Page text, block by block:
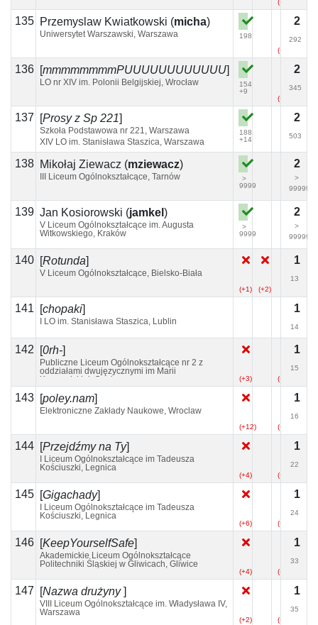
(+1)
135 Przemyslaw Kwiatkowski (micha)
Uniwersytet Warszawski, Warszawa
198
(+3)
2
292
136 [mmmmmmmmPUUUUUUUUUUUU]
LO nr XIV im. Polonii Belgijskiej, Wrocław
154
+9
(+5)
2
345
137 [Prosy z Sp 221]
Szkoła Podstawowa nr 221, Warszawa
XIV LO im. Stanisława Staszica, Warszawa
188
+14
2
503
138 Mikołaj Ziewacz (mziewacz)
III Liceum Ogólnokształcące, Tarnów
>
9999
2
>
99999
139 Jan Kosiorowski (jamkel )
V Liceum Ogólnokształcące im. Augusta
Witkowskiego, Kraków
>
9999
2
>
99999
140 [Rotunda]
V Liceum Ogólnokształcące, Bielsko-Biała
(+1) (+2)
1
13
141 [chopaki]
I LO im. Stanisława Staszica, Lublin
1
14
142 [0rh-]
Publiczne Liceum Ogólnokształcące nr 2 z
oddziałami dwujęzycznymi im Marii
Konopnickiej, Opole
(+3) (+2)
1
15
143 [poley.nam]
Elektroniczne Zakłady Naukowe, Wroclaw
(+12) (+6)
1
16
144 [Przejdźmy na Ty]
I Liceum Ogólnokształcące im Tadeusza
Kościuszki, Legnica
(+4) (+1)
1
22
145 [Gigachady]
I Liceum Ogólnokształcące im Tadeusza
Kościuszki, Legnica
(+6) (+2)
1
24
146 [KeepYourselfSafe]
Akademickie Liceum Ogólnokształcące
Politechniki Śląskiej w Gliwicach, Gliwice
(+4) (+3)
1
33
147 [Nazwa drużyny]
VIII Liceum Ogólnokształcące im. Władysława IV,
Warszawa
(+2) (+3)
1
35